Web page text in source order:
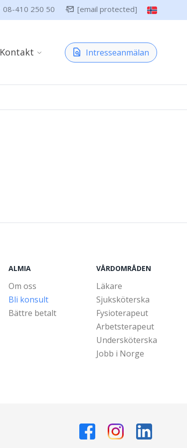
08-410 250 50 [email protected]
Kontakt Intresseanmälan
ALMIA
Om oss
Bli konsult
Bättre betalt
VÅRDOMRÅDEN
Läkare
Sjuksköterska
Fysioterapeut
Arbetsterapeut
Undersköterska
Jobb i Norge